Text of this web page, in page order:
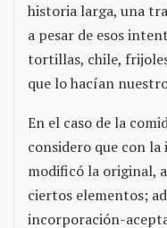
historia larga, una
a pesar de esos
tortillas, chile,
que lo hacían
En el caso de la
considero que con
modificó la original,
ciertos elementos;
incorporación-